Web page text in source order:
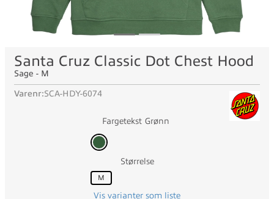
Santa Cruz Classic Dot Chest Hood
Sage - M
Varenr:SCA-HDY-6074
Fargetekst Grønn
Størrelse
M
Vis varianter som liste